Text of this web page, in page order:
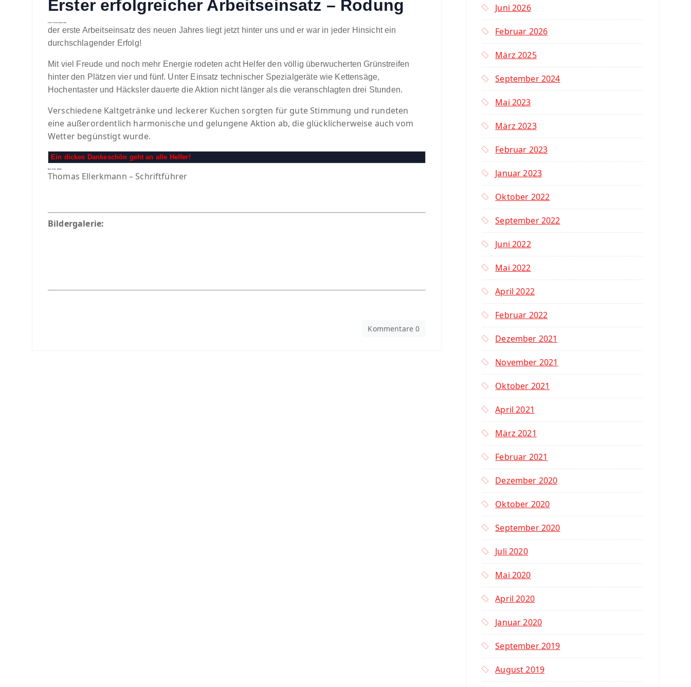
Erster erfolgreicher Arbeitseinsatz – Rodung
Liebe Tennisfreunde,
der erste Arbeitseinsatz des neuen Jahres liegt jetzt hinter uns und er war in jeder Hinsicht ein
durchschlagender Erfolg!
Mit viel Freude und noch mehr Energie rodeten acht Helfer den völlig überwucherten Grünstreifen
hinter den Plätzen vier und fünf. Unter Einsatz technischer Spezialgeräte wie Kettensäge,
Hochentaster und Häcksler dauerte die Aktion nicht länger als die veranschlagten drei Stunden.
Verschiedene Kaltgetränke und leckerer Kuchen sorgten für gute Stimmung und rundeten
eine außerordentlich harmonische und gelungene Aktion ab, die glücklicherweise auch vom
Wetter begünstigt wurde.
Ein dickes Dankeschön geht an alle Helfer!
Herzliche Grüße
Thomas Ellerkmann – Schriftführer
Bildergalerie:
Kommentare 0
Juni 2026
Februar 2026
März 2025
September 2024
Mai 2023
März 2023
Februar 2023
Januar 2023
Oktober 2022
September 2022
Juni 2022
Mai 2022
April 2022
Februar 2022
Dezember 2021
November 2021
Oktober 2021
April 2021
März 2021
Februar 2021
Dezember 2020
Oktober 2020
September 2020
Juli 2020
Mai 2020
April 2020
Januar 2020
September 2019
August 2019